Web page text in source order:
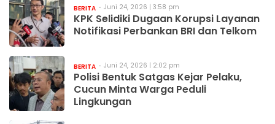
BERITA Juni 24, 2026 | 3:58 pm
KPK Selidiki Dugaan Korupsi Layanan
Notifikasi Perbankan BRI dan Telkom
BERITA Juni 24, 2026 | 2:02 pm
Polisi Bentuk Satgas Kejar Pelaku,
Cucun Minta Warga Peduli
Lingkungan